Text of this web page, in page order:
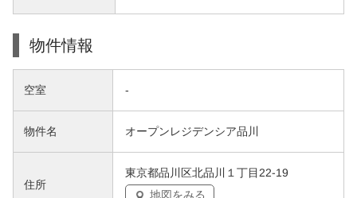
物件情報
空室 -
物件名 オープンレジデンシア品川
住所
東京都品川区北品川１丁目22-19
地図をみる